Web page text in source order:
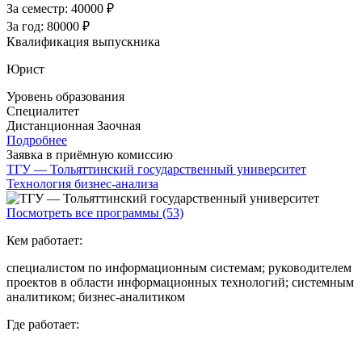
За семестр: 40000 ₽
За год: 80000 ₽
Квалификация выпускника
Юрист
Уровень образования
Специалитет
Дистанционная Заочная
Подробнее
Заявка в приёмную комиссию
ТГУ — Тольяттинский государственный университет
Технология бизнес-анализа
Посмотреть все программы (53)
Кем работает:
специалистом по информационным системам; руководителем
проектов в области информационных технологий; системным
аналитиком; бизнес-аналитиком
Где работает: